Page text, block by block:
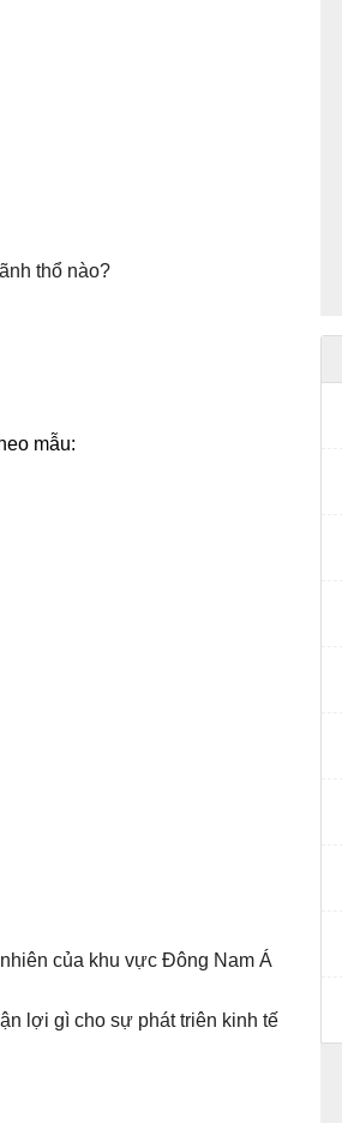
thổ nào?
mẫu:
của khu vực Đông Nam Á
lợi gì cho sự phát triên kinh tế